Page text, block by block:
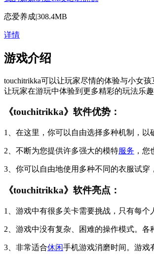
恋爱养成|308.4MB
详情
游戏介绍
touchitrikka可以让玩家尽情的体验与小女
让玩家在游玩中体验到更多精彩的玩法乐
《touchitrikka》软件优势：
1、在这里，你可以自由选择多种机制，以
2、不断为您提供许多强大的模特服务 ，
3、你可以自由地使用多种不同的衣服试穿
《touchitrikka》软件亮点：
1、游戏中有很多关卡需要挑战，只有每个
2、游戏中没有复杂、困难的操作模式。各
3、非常适合休闲手机游戏消磨时间。游戏